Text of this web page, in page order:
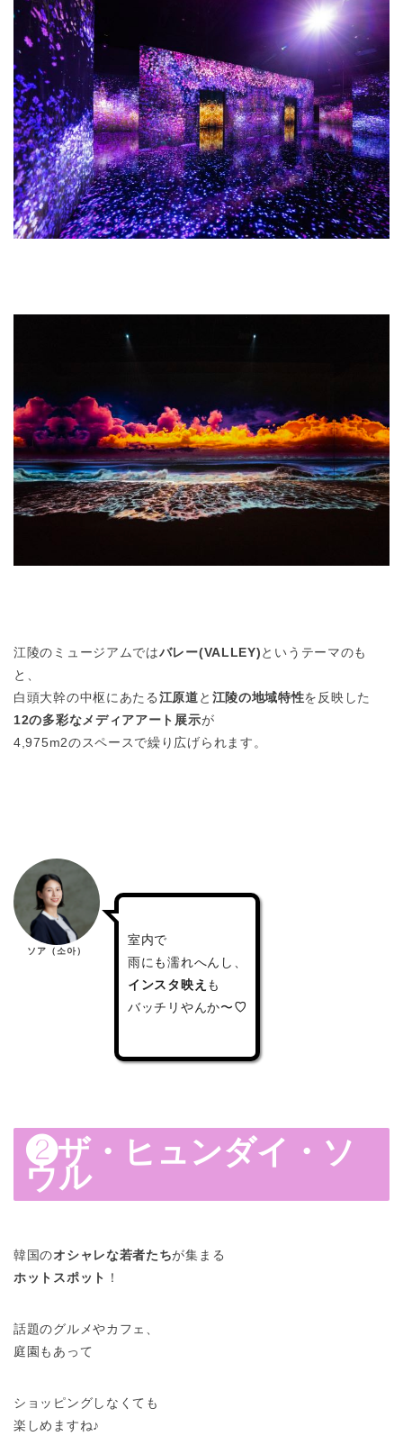
江陵のミュージアムではバレー(VALLEY)というテーマのも
と、
白頭大幹の中枢にあたる江原道と 江陵の地域特性を反映した
12の多彩なメディアアート展示が
4,975m2のスペースで繰り広げられます。
ソア（소아）
室内で
雨にも濡れへんし、
インスタ映え も
バッチリやんか〜♡
❷ザ・ヒュンダイ・ソ
ウル
韓国のオシャレな若者たちが集まる
ホットスポット ！
話題のグルメやカフェ、
庭園もあって
ショッピングしなくても
楽しめますね♪